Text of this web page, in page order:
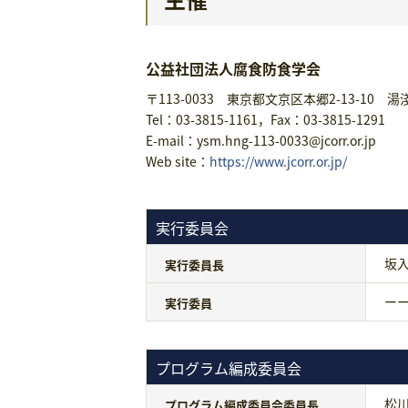
公益社団法人腐食防食学会
〒113-0033 東京都文京区本郷2-13-10 湯
Tel：03-3815-1161，Fax：03-3815-1291
E-mail：ysm.hng-113-0033@jcorr.or.jp
Web site： https://www.jcorr.or.jp/
実行委員会
実行委員長 坂
実行委員 ー
プログラム編成委員会
松